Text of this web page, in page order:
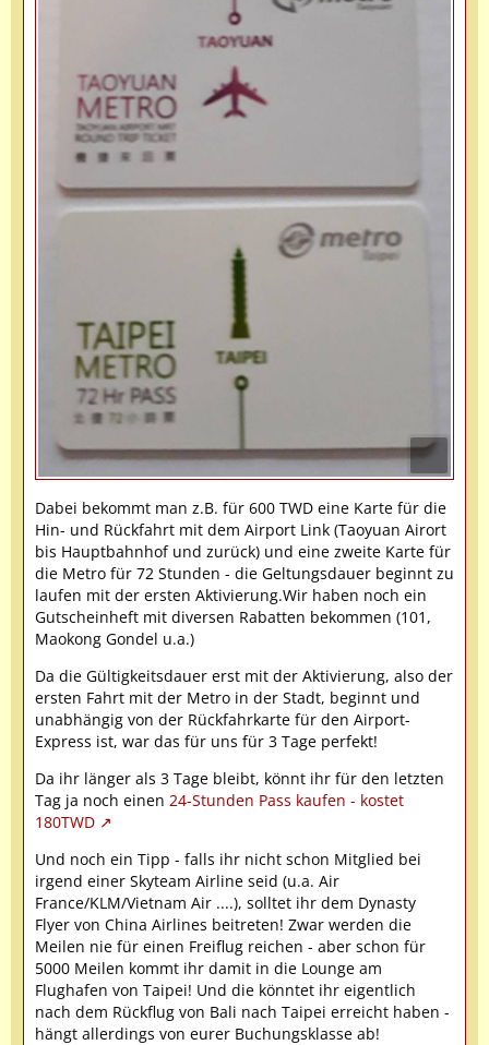
Dabei bekommt man z.B. für 600 TWD eine Karte für die
Hin- und Rückfahrt mit dem Airport Link (Taoyuan Airort
bis Hauptbahnhof und zurück) und eine zweite Karte für
die Metro für 72 Stunden - die Geltungsdauer beginnt zu
laufen mit der ersten Aktivierung.Wir haben noch ein
Gutscheinheft mit diversen Rabatten bekommen (101,
Maokong Gondel u.a.)
Da die Gültigkeitsdauer erst mit der Aktivierung, also der
ersten Fahrt mit der Metro in der Stadt, beginnt und
unabhängig von der Rückfahrkarte für den Airport-
Express ist, war das für uns für 3 Tage perfekt!
Da ihr länger als 3 Tage bleibt, könnt ihr für den letzten
Tag ja noch einen 24-Stunden Pass kaufen - kostet
180TWD
Und noch ein Tipp - falls ihr nicht schon Mitglied bei
irgend einer Skyteam Airline seid (u.a. Air
France/KLM/Vietnam Air ....), solltet ihr dem Dynasty
Flyer von China Airlines beitreten! Zwar werden die
Meilen nie für einen Freiflug reichen - aber schon für
5000 Meilen kommt ihr damit in die Lounge am
Flughafen von Taipei! Und die könntet ihr eigentlich
nach dem Rückflug von Bali nach Taipei erreicht haben -
hängt allerdings von eurer Buchungsklasse ab!